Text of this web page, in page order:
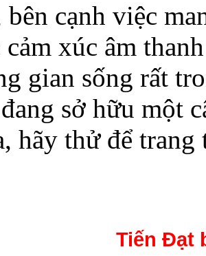
bên cạnh việc
cảm xúc âm
gian sống rất
sở hữu một
hãy thử để
Tiến Đạt